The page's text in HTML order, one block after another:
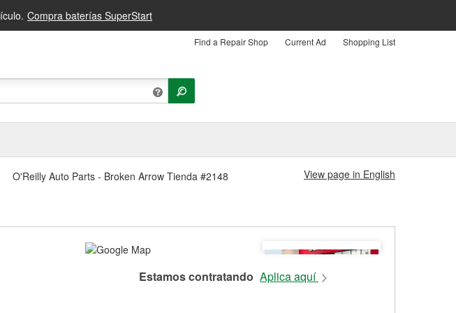
Compra baterías SuperStart
Find a Repair Shop Current Ad Shopping List
O'Reilly Auto Parts - Broken Arrow Tienda #2148 View page in English
Estamos contratando Aplica aquí